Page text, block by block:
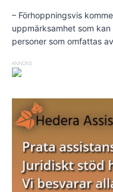
– Förhoppningsvis
uppmärksamhet som
personer som omfattas
ANNONS